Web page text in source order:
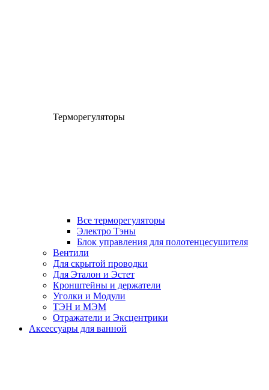
Терморегуляторы
Все терморегуляторы
Электро Тэны
Блок управления для полотенцесушителя
Вентили
Для скрытой проводки
Для Эталон и Эстет
Кронштейны и держатели
Уголки и Модули
ТЭН и МЭМ
Отражатели и Эксцентрики
Аксессуары для ванной